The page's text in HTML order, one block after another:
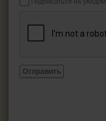
Отправить